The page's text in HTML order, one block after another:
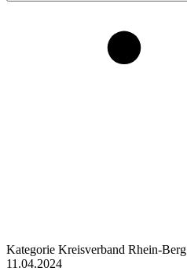
Kategorie Kreisverband Rhein-Berg
11.04.2024